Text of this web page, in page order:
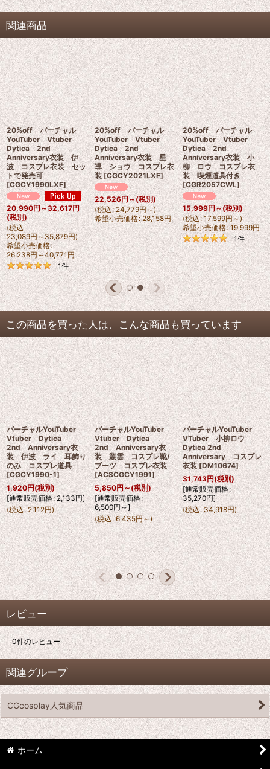
関連商品
20%off バーチャル
YouTuber Vtuber
Dytica 2nd
Anniversary衣装 伊
波 コスプレ衣装 セッ
トで発売可
[CGCY1990LXF]
20,990円～32,617円
(税別)
(税込:
23,089円～35,879円)
希望小売価格:
26,238円～40,771円
1件
20%off バーチャル
YouTuber Vtuber
Dytica 2nd
Anniversary衣装 星
導 ショウ コスプレ衣
装 [CGCY2021LXF]
22,526円～(税別)
(税込: 24,779円～)
希望小売価格: 28,158円
20%off バーチャル
YouTuber Vtuber
Dytica 2nd
Anniversary衣装 小
柳 ロウ コスプレ衣
装 喫煙道具付き
[CGR2057CWL]
15,999円～(税別)
(税込: 17,599円～)
希望小売価格: 19,999円
1件
この商品を買った人は、こんな商品も買っています
バーチャルYouTuber
Vtuber Dytica
2nd Anniversary衣
装 伊波 ライ 耳飾り
のみ コスプレ道具
[CGCY1990-1]
1,920円(税別)
[通常販売価格: 2,133円]
(税込: 2,112円)
バーチャルYouTuber
Vtuber Dytica
2nd Anniversary衣
装 叢雲 コスプレ靴/
ブーツ コスプレ衣装
[ACSCGCY1991]
5,850円～(税別)
[通常販売価格:
6,500円～]
(税込: 6,435円～)
バーチャルYouTuber
VTuber 小柳ロウ
Dytica 2nd
Anniversary コスプレ
衣装 [DM10674]
31,743円(税別)
[通常販売価格:
35,270円]
(税込: 34,918円)
レビュー
0件のレビュー
関連グループ
CGcosplay人気商品
ホーム